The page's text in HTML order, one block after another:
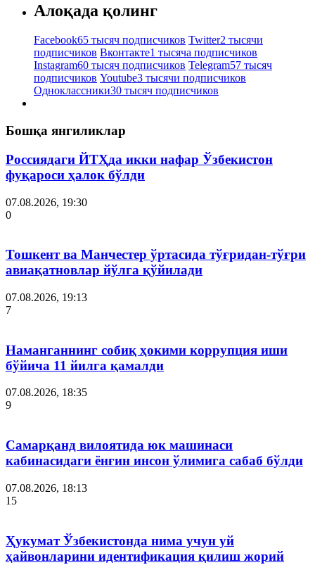
Алоқада қолинг
Facebook65 тысяч подписчиков Twitter2 тысячи
подписчиков Вконтакте1 тысяча подписчиков
Instagram60 тысяч подписчиков Telegram57 тысяч
подписчиков Youtube3 тысячи подписчиков
Одноклассники30 тысяч подписчиков
Бошқа янгиликлар
Россиядаги ЙТҲда икки нафар Ўзбекистон
фуқароси ҳалок бўлди
07.08.2026, 19:30
0
Тошкент ва Манчестер ўртасида тўғридан-тўғри
авиақатновлар йўлга қўйилади
07.08.2026, 19:13
7
Наманганнинг собиқ ҳокими коррупция иши
бўйича 11 йилга қамалди
07.08.2026, 18:35
9
Самарқанд вилоятида юк машинаси
кабинасидаги ёнғин инсон ўлимига сабаб бўлди
07.08.2026, 18:13
15
Ҳукумат Ўзбекистонда нима учун уй
ҳайвонларини идентификация қилиш жорий